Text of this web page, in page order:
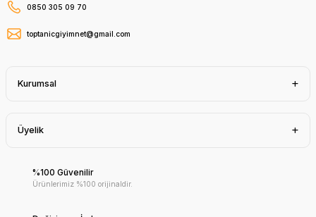
0850 305 09 70
toptanicgiyimnet@gmail.com
Kurumsal
Üyelik
%100 Güvenilir
Ürünlerimiz %100 orijinaldir.